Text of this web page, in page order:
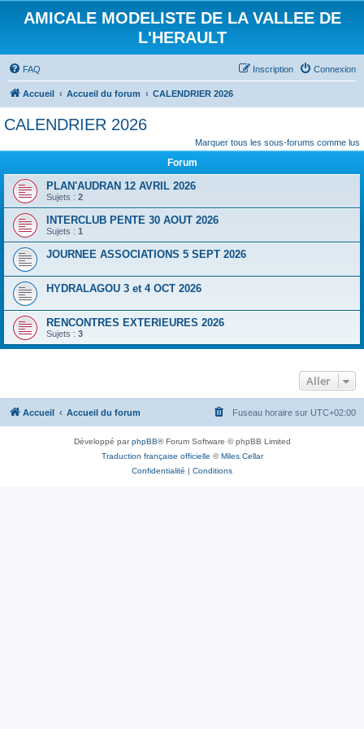
AMICALE MODELISTE DE LA VALLEE DE
L'HERAULT
FAQ Connexion
Inscription
Accueil Accueil du forum CALENDRIER 2026
CALENDRIER 2026
Marquer tous les sous-forums comme lus
Forum
PLAN'AUDRAN 12 AVRIL 2026
Sujets : 2
INTERCLUB PENTE 30 AOUT 2026
Sujets : 1
JOURNEE ASSOCIATIONS 5 SEPT 2026
HYDRALAGOU 3 et 4 OCT 2026
RENCONTRES EXTERIEURES 2026
Sujets : 3
Aller
Accueil Accueil du forum Fuseau horaire sur UTC+02:00
Développé parphpBB® Forum Software © phpBB Limited
Traduction française officielle ©Miles Cellar
Confidentialité | Conditions